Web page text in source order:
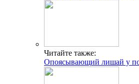
Читайте также:
Опоясывающий лишай у